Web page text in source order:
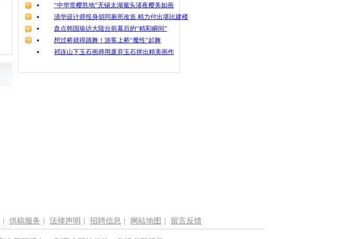
“中华赏樱胜地”无锡太湖鼋头渚夜樱美如画
清华设计师投身胡同厕所改造 精力付出堪比建楼
盘点韩国瑜访大陆台前幕后的“精彩瞬间”
想过桥就得跳舞！游客上桥“魔性”起舞
祁连山下玉石画师用废弃玉石拼出精美画作
| 供稿服务 | 法律声明 | 招聘信息 | 网站地图 | 留言反馈